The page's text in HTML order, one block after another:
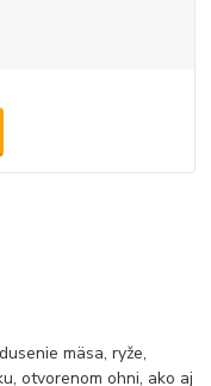
mäsa, ryže,
otvorenom ohni, ako aj